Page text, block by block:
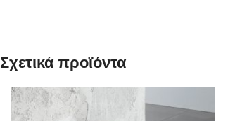
Σχετικά προϊόντα